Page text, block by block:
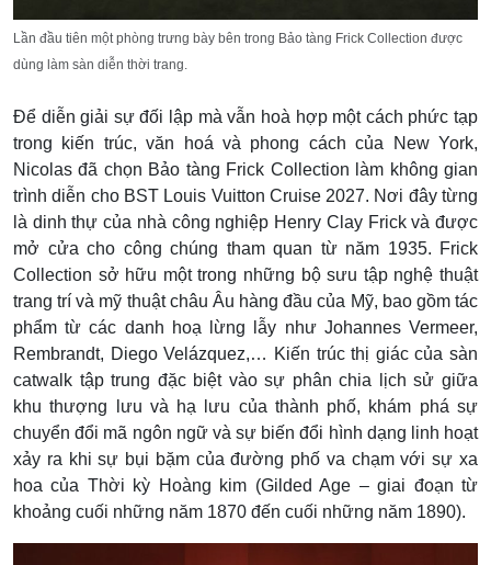
Lần đầu tiên một phòng trưng bày bên trong Bảo tàng Frick Collection được
dùng làm sàn diễn thời trang.
Để diễn giải sự đối lập mà vẫn hoà hợp một cách phức tạp
trong kiến trúc, văn hoá và phong cách của New York,
Nicolas đã chọn Bảo tàng Frick Collection làm không gian
trình diễn cho BST Louis Vuitton Cruise 2027. Nơi đây từng
là dinh thự của nhà công nghiệp Henry Clay Frick và được
mở cửa cho công chúng tham quan từ năm 1935. Frick
Collection sở hữu một trong những bộ sưu tập nghệ thuật
trang trí và mỹ thuật châu Âu hàng đầu của Mỹ, bao gồm tác
phẩm từ các danh hoạ lừng lẫy như Johannes Vermeer,
Rembrandt, Diego Velázquez,… Kiến trúc thị giác của sàn
catwalk tập trung đặc biệt vào sự phân chia lịch sử giữa
khu thượng lưu và hạ lưu của thành phố, khám phá sự
chuyển đổi mã ngôn ngữ và sự biến đổi hình dạng linh hoạt
xảy ra khi sự bụi bặm của đường phố va chạm với sự xa
hoa của Thời kỳ Hoàng kim (Gilded Age – giai đoạn từ
khoảng cuối những năm 1870 đến cuối những năm 1890).